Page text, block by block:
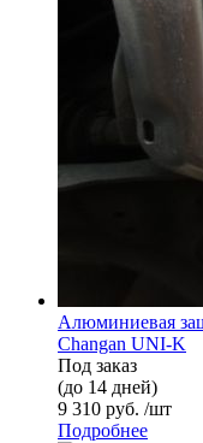
Алюминиевая
Changan UNI-K
Под заказ
(до 14 дней)
9 310 руб. /шт
Подробнее